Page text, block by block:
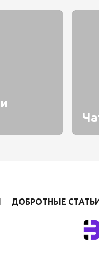
ДОБРОТНЫЕ